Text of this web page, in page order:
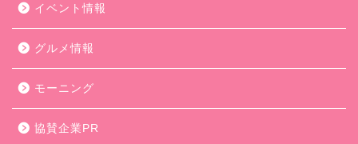
イベント情報
グルメ情報
モーニング
協賛企業PR